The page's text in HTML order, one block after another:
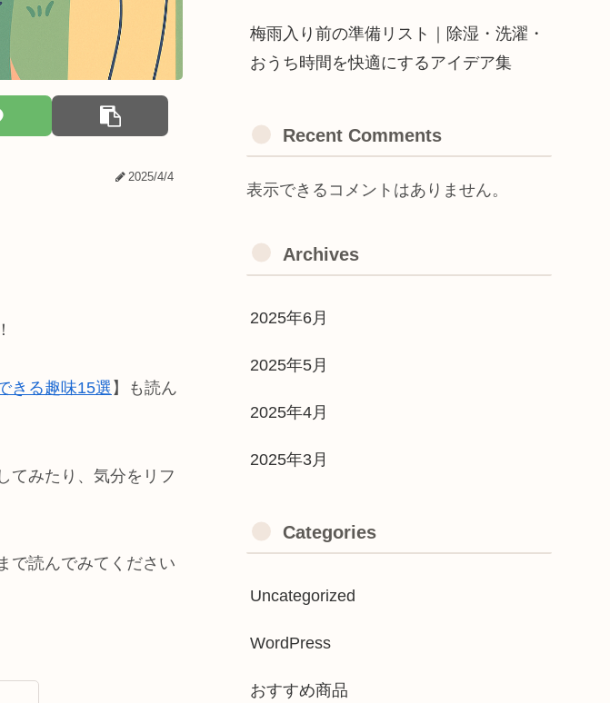
2025/4/4
きる趣味15選 】も読ん
てみたり、気分をリフ
で読んでみてください
梅雨入り前の準備リスト｜除湿・洗濯・
おうち時間を快適にするアイデア集
Recent Comments
表示できるコメントはありません。
Archives
2025年6月
2025年5月
2025年4月
2025年3月
Categories
Uncategorized
WordPress
おすすめ商品